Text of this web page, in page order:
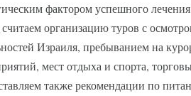
фактором успешного
организацию туров с
Израиля, пребыванием на
мест отдыха и спорта,
также рекомендации по